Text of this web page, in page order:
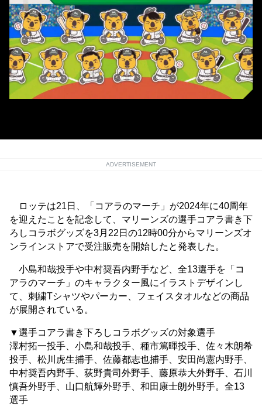
ADVERTISEMENT
ロッテは21日、「コアラのマーチ」が2024年に40周年
を迎えたことを記念して、マリーンズの選手コアラ書き下
ろしコラボグッズを3月22日の12時00分からマリーンズオ
ンラインストアで受注販売を開始したと発表した。
小島和哉投手や中村奨吾内野手など、全13選手を「コ
アラのマーチ」のキャラクター風にイラストデザインし
て、刺繍Tシャツやパーカー、フェイスタオルなどの商品
が展開されている。
▼選手コアラ書き下ろしコラボグッズの対象選手
澤村拓一投手、小島和哉投手、種市篤暉投手、佐々木朗希
投手、松川虎生捕手、佐藤都志也捕手、安田尚憲内野手、
中村奨吾内野手、荻野貴司外野手、藤原恭大外野手、石川
慎吾外野手、山口航輝外野手、和田康士朗外野手。全13
選手